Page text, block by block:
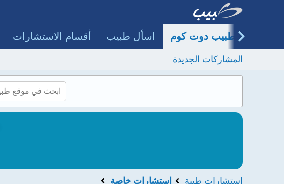
طبيب دوت كوم اسأل طبيب أقسام الاستشارات
المشاركات الجديدة
استشارات طبية استشارات خاصة